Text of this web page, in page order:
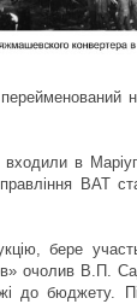
в
правління ВАТ
бере
очолив В.П.
до бюджету.